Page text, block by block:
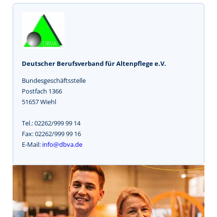
Deutscher Berufsverband für Altenpflege e.V.
Bundesgeschäftsstelle
Postfach 1366
51657 Wiehl
Tel.: 02262/999 99 14
Fax: 02262/999 99 16
E-Mail: info@dbva.de